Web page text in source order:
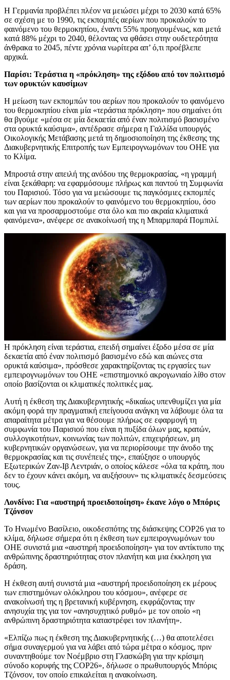
Η Γερμανία προβλέπει πλέον να μειώσει μέχρι το 2030 κατά 65%
σε σχέση με το 1990, τις εκπομπές αερίων που προκαλούν το
φαινόμενο του θερμοκηπίου, έναντι 55% προηγουμένως, και μετά
κατά 88% μέχρι το 2040, θέλοντας να φθάσει στην ουδετερότητα
άνθρακα το 2045, πέντε χρόνια νωρίτερα απ’ ό,τι προέβλεπε
αρχικά.
Παρίσι: Τεράστια η «πρόκληση» της εξόδου από τον πολιτισμό
των ορυκτών καυσίμων
Η μείωση των εκπομπών του αερίων που προκαλούν το φαινόμενο
του θερμοκηπίου είναι μία «τεράστια πρόκληση» που σημαίνει ότι
θα βγούμε «μέσα σε μία δεκαετία από έναν πολιτισμό βασισμένο
στα ορυκτά καύσιμα», αντέδρασε σήμερα η Γαλλίδα υπουργός
Οικολογικής Μετάβασης μετά τη δημοσιοποίηση της έκθεσης της
Διακυβερνητικής Επιτροπής των Εμπειρογνωμόνων του ΟΗΕ για
το Κλίμα.
Μπροστά στην απειλή της ανόδου της θερμοκρασίας, «η γραμμή
είναι ξεκάθαρη: να εφαρμόσουμε πλήρως και παντού τη Συμφωνία
του Παρισιού. Τόσο για να μειώσουμε τις παγκόσμιες εκπομπές
των αερίων που προκαλούν το φαινόμενο του θερμοκηπίου, όσο
και για να προσαρμοστούμε στα όλο και πιο ακραία κλιματικά
φαινόμενα», ανέφερε σε ανακοίνωσή της η Μπαρμπαρά Πομπιλί.
Η πρόκληση είναι τεράστια, επειδή σημαίνει έξοδο μέσα σε μία
δεκαετία από έναν πολιτισμό βασισμένο εδώ και αιώνες στα
ορυκτά καύσιμα», πρόσθεσε χαρακτηρίζοντας τις εργασίες των
εμπειρογνωμόνων του ΟΗΕ «επιστημονικό ακρογωνιαίο λίθο στον
οποίο βασίζονται οι κλιματικές πολιτικές μας.
Αυτή η έκθεση της Διακυβερνητικής «δικαίως υπενθυμίζει για μία
ακόμη φορά την πραγματική επείγουσα ανάγκη να λάβουμε όλα τα
απαραίτητα μέτρα για να θέσουμε πλήρως σε εφαρμογή τη
συμφωνία του Παρισιού που είναι η πυξίδα όλων μας, κρατών,
συλλογικοτήτων, κοινωνίας των πολιτών, επιχειρήσεων, μη
κυβερνητικών οργανώσεων, για να περιορίσουμε την άνοδο της
θερμοκρασίας και τις συνέπειές της», επαύξησε ο υπουργός
Εξωτερικών Ζαν-Ιβ Λεντριάν, ο οποίος κάλεσε «όλα τα κράτη, που
δεν το έχουν κάνει ακόμη, να αυξήσουν» τις κλιματικές δεσμεύσεις
τους.
Λονδίνο: Για «αυστηρή προειδοποίηση» έκανε λόγο ο Μπόρις
Τζόνσον
Το Ηνωμένο Βασίλειο, οικοδεσπότης της διάσκεψης COP26 για το
κλίμα, δήλωσε σήμερα ότι η έκθεση των εμπειρογνωμόνων του
ΟΗΕ συνιστά μια «αυστηρή προειδοποίηση» για τον αντίκτυπο της
ανθρώπινης δραστηριότητας στον πλανήτη και μια έκκληση για
δράση.
Η έκθεση αυτή συνιστά μια «αυστηρή προειδοποίηση εκ μέρους
των επιστημόνων ολόκληρου του κόσμου», ανέφερε σε
ανακοίνωσή της η βρετανική κυβέρνηση, εκφράζοντας την
ανησυχία της για τον «ανησυχητικό ρυθμό» με τον οποίο «η
ανθρώπινη δραστηριότητα καταστρέφει τον πλανήτη».
«Ελπίζω πως η έκθεση της Διακυβερνητικής (…) θα αποτελέσει
σήμα συναγερμού για να λάβει από τώρα μέτρα ο κόσμος, πριν
συναντηθούμε τον Νοέμβριο στη Γλασκώβη για την κρίσιμη
σύνοδο κορυφής της COP26», δήλωσε ο πρωθυπουργός Μπόρις
Τζόνσον, τον οποίο επικαλείται η ανακοίνωση.